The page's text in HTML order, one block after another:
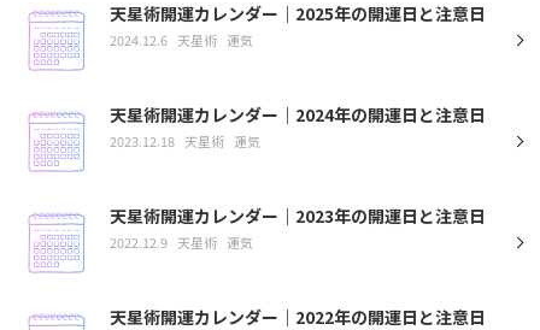
天星術開運カレンダー｜2025年の開運日と注意日
2024.12.6 天星術 運気
天星術開運カレンダー｜2024年の開運日と注意日
2023.12.18 天星術 運気
天星術開運カレンダー｜2023年の開運日と注意日
2022.12.9 天星術 運気
天星術開運カレンダー｜2022年の開運日と注意日